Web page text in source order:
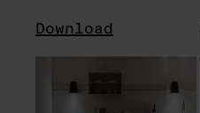
Download